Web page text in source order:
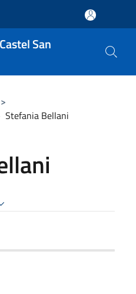
San
>
Stefania Bellani